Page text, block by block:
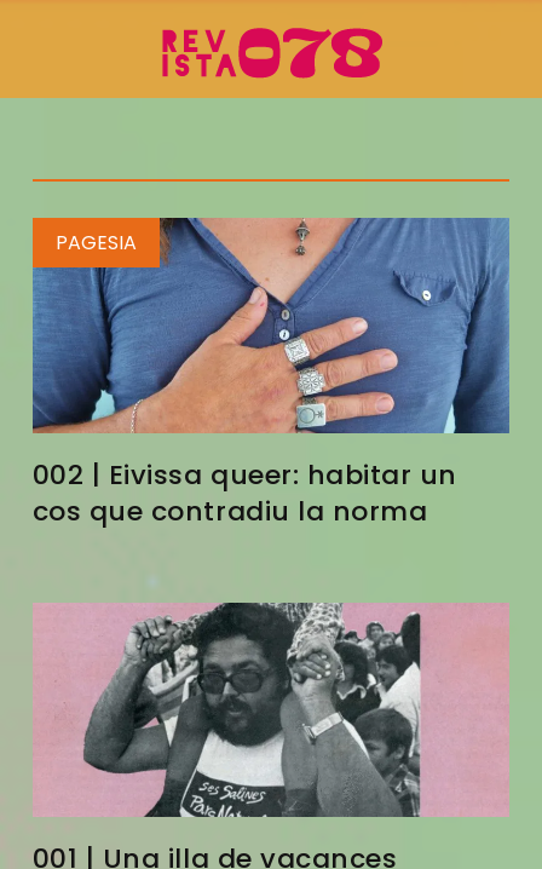
PAGESIA
002 | Eivissa queer: habitar un
cos que contradiu la norma
001 | Una illa de vacances